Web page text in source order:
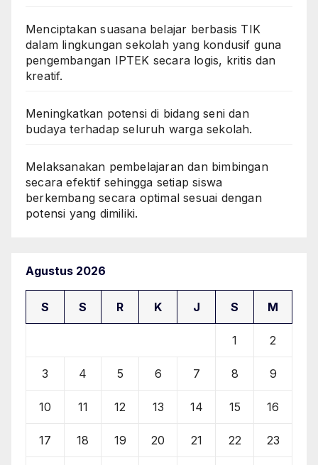
Menciptakan suasana belajar berbasis TIK
dalam lingkungan sekolah yang kondusif guna
pengembangan IPTEK secara logis, kritis dan
kreatif.
Meningkatkan potensi di bidang seni dan
budaya terhadap seluruh warga sekolah.
Melaksanakan pembelajaran dan bimbingan
secara efektif sehingga setiap siswa
berkembang secara optimal sesuai dengan
potensi yang dimiliki.
Agustus 2026
S S R K J S M
1 2
3 4 5 6 7 8 9
10 11 12 13 14 15 16
17 18 19 20 21 22 23